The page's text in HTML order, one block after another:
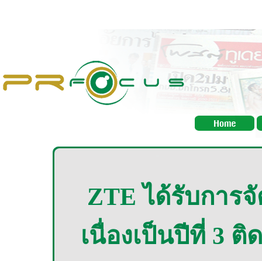
ZTE ได้รับการ
เนื่องเป็นปีที่ 3